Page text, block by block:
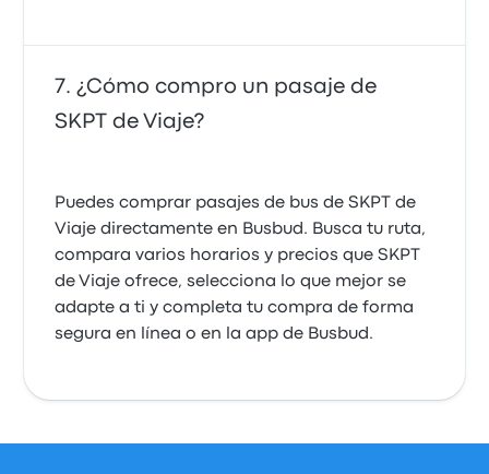
¿Cómo compro un pasaje de
SKPT de Viaje?
Puedes comprar pasajes de bus de SKPT de
Viaje directamente en Busbud. Busca tu ruta,
compara varios horarios y precios que SKPT
de Viaje ofrece, selecciona lo que mejor se
adapte a ti y completa tu compra de forma
segura en línea o en la app de Busbud.